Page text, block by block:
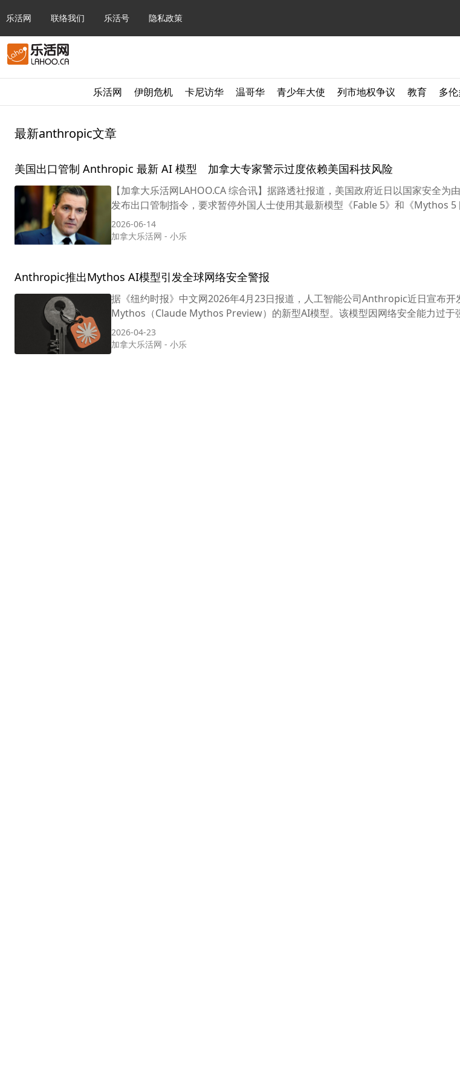
乐活网 联络我们 乐活号 隐私政策
乐活网 伊朗危机 卡尼访华 温哥华 青少年大使 列市地权争议 教育 多
最新anthropic文章
美国出口管制 Anthropic 最新 AI 模型 加拿大专家警示过度依赖美国科技风险
【加拿大乐活网LAHOO.CA 综合讯】据路透社报道，美国政府近日以国家安全
发布出口管制指令，要求暂停外国人士使用其最新模型《Fable 5》和《Mythos
2026-06-14
加拿大乐活网 - 小乐
Anthropic推出Mythos AI模型引发全球网络安全警报
据《纽约时报》中文网2026年4月23日报道，人工智能公司Anthropic近日宣布开
Mythos（Claude Mythos Preview）的新型AI模型。该模型因网络安全能力过于
2026-04-23
加拿大乐活网 - 小乐